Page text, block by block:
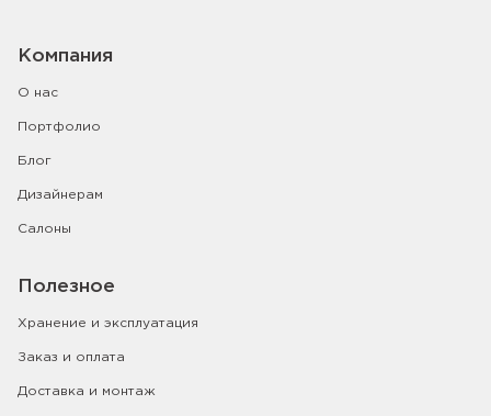
Компания
О нас
Портфолио
Блог
Дизайнерам
Салоны
Полезное
Хранение и эксплуатация
Заказ и оплата
Доставка и монтаж